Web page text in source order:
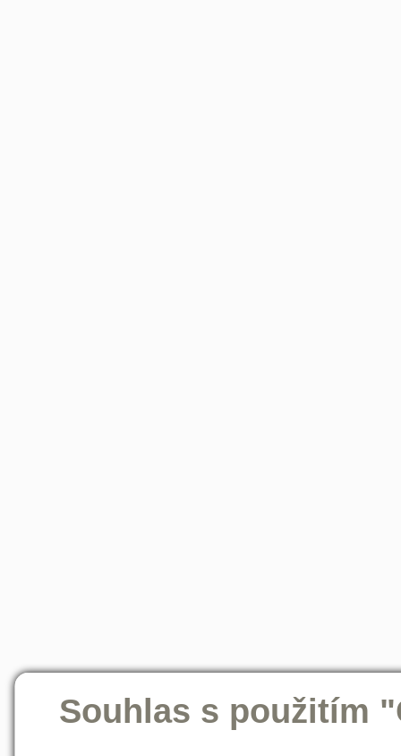
Souhlas s použitím